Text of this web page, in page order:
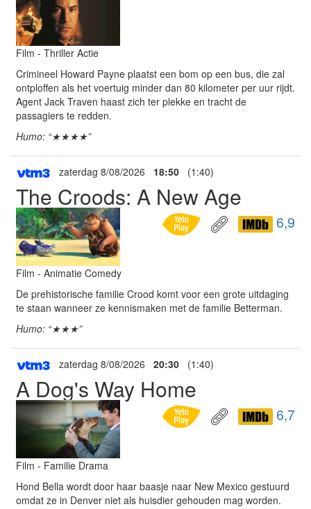
Film - Thriller Actie
Crimineel Howard Payne plaatst een bom op een bus, die zal
ontploffen als het voertuig minder dan 80 kilometer per uur rijdt.
Agent Jack Traven haast zich ter plekke en tracht de
passagiers te redden.
Humo: “★★★★”
zaterdag 8/08/2026 18:50 (1:40)
The Croods: A New Age
6,9
Film - Animatie Comedy
De prehistorische familie Crood komt voor een grote uitdaging
te staan wanneer ze kennismaken met de familie Betterman.
Humo: “★★★”
zaterdag 8/08/2026 20:30 (1:40)
A Dog's Way Home
6,7
Film - Familie Drama
Hond Bella wordt door haar baasje naar New Mexico gestuurd
omdat ze in Denver niet als huisdier gehouden mag worden.